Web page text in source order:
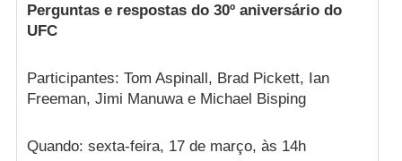
Perguntas e respostas do 30º aniversário do
UFC
Participantes: Tom Aspinall, Brad Pickett, Ian
Freeman, Jimi Manuwa e Michael Bisping
Quando: sexta-feira, 17 de março, às 14h